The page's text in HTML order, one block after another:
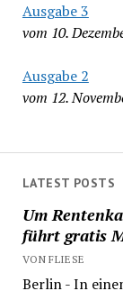
Ausgabe 3
vom 10.
Ausgabe 2
vom 12.
LATEST POSTS
Um
führt gratis
VON FLIESE
Berlin - In